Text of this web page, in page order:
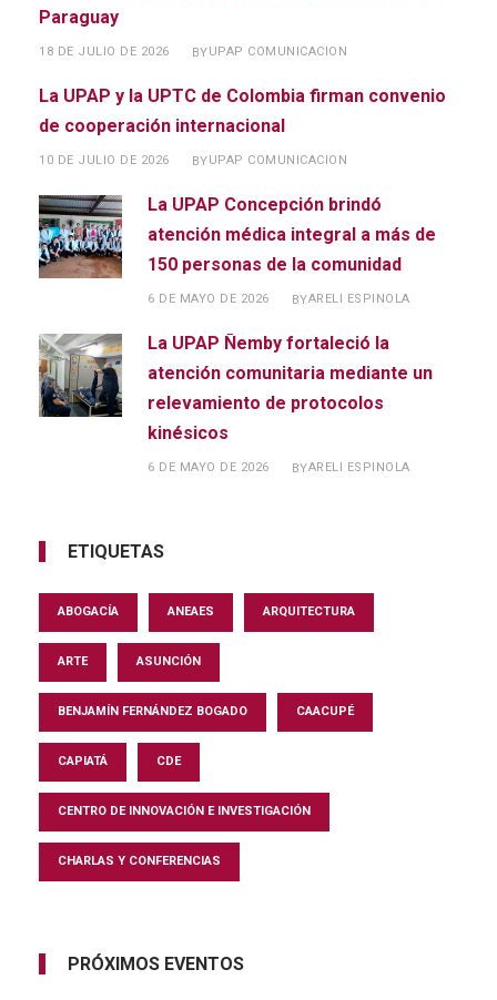
Paraguay
18 DE JULIO DE 2026 BYUPAP COMUNICACION
La UPAP y la UPTC de Colombia firman convenio
de cooperación internacional
10 DE JULIO DE 2026 BYUPAP COMUNICACION
La UPAP Concepción brindó
atención médica integral a más de
150 personas de la comunidad
6 DE MAYO DE 2026 BYARELI ESPINOLA
La UPAP Ñemby fortaleció la
atención comunitaria mediante un
relevamiento de protocolos
kinésicos
6 DE MAYO DE 2026 BYARELI ESPINOLA
ETIQUETAS
ABOGACÍA ANEAES ARQUITECTURA
ARTE ASUNCIÓN
BENJAMÍN FERNÁNDEZ BOGADO CAACUPÉ
CAPIATÁ CDE
CENTRO DE INNOVACIÓN E INVESTIGACIÓN
CHARLAS Y CONFERENCIAS
PRÓXIMOS EVENTOS